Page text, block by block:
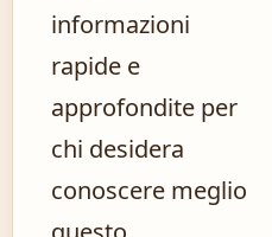
informazioni
rapide e
approfondite per
chi desidera
conoscere meglio